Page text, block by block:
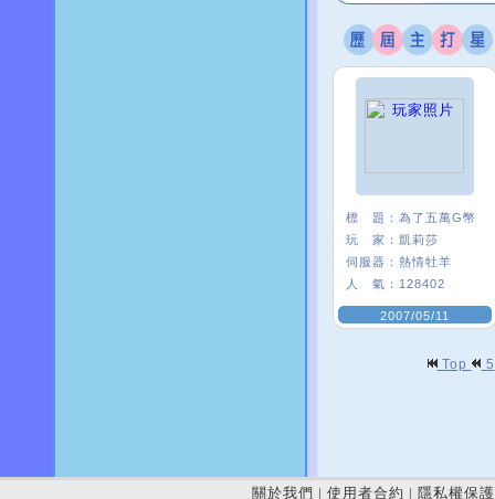
標 題： 為了五萬G幣
玩 家： 凱莉莎
伺服器： 熱情牡羊
人 氣： 128402
2007/05/11
Top 5
關於我們 | 使用者合約 | 隱私權保護